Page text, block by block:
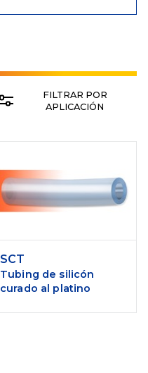
FILTRAR POR
APLICACIÓN
SCT
Tubing de silicón
curado al platino